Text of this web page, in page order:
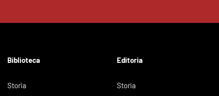
Biblioteca
Storia
Editoria
Storia